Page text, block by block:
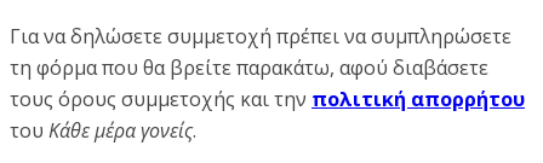
Για να δηλώσετε συμμετοχή πρέπει να συμπληρώσετε
τη φόρμα που θα βρείτε παρακάτω, αφού διαβάσετε
τους όρους συμμετοχής και την πολιτική απορρήτου
του Κάθε μέρα γονείς.